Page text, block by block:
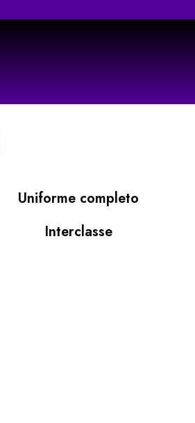
Uniforme completo
Interclasse